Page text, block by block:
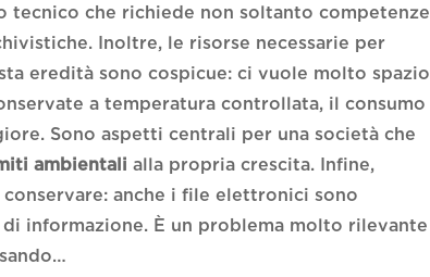
tecnico che richiede non soltanto competenze
Inoltre, le risorse necessarie per
eredità sono cospicue: ci vuole molto spazio
a temperatura controllata, il consumo
Sono aspetti centrali per una società che
ambientali alla propria crescita. Infine,
anche i file elettronici sono
informazione. È un problema molto rilevante